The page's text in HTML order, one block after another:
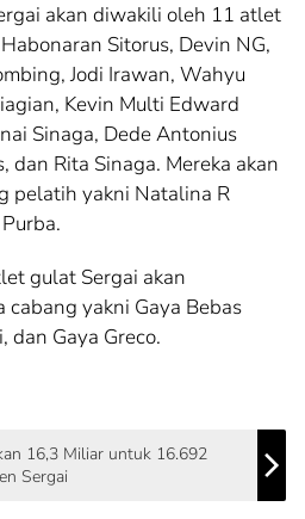
akan diwakili oleh 11 atlet
Sitorus, Devin NG,
Jodi Irawan, Wahyu
Kevin Multi Edward
Sinaga, Dede Antonius
dan Rita Sinaga. Mereka akan
pelatih yakni Natalina R
gulat Sergai akan
yakni Gaya Bebas
dan Gaya Greco.
16,3 Miliar untuk 16.692
Sergai